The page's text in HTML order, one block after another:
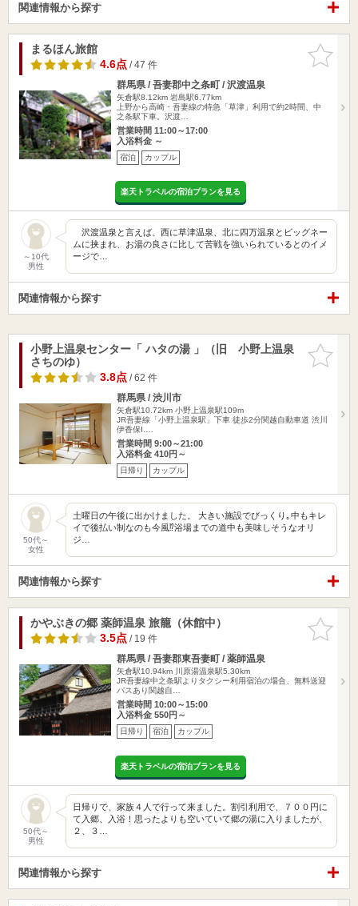
関連情報から探す
お気に入
りに追加
まるほん旅館
4.6点/ 47 件
群馬県 / 吾妻郡中之条町 / 沢渡温泉
矢倉駅8.12km 岩島駅6.77km
上野から高崎・吾妻線の特急「草津」利用で約2時間、中
之条駅下車。沢渡…
営業時間 11:00～17:00
入浴料金 ～
宿泊 カップル
楽天トラベルの宿泊プランを見る
～10代
男性
沢渡温泉と言えば、西に草津温泉、北に四万温泉とビッグネー
ムに挟まれ、お湯の良さに比して苦戦を強いられているとのイメ
ージで…
関連情報から探す
お気に入
りに追加
小野上温泉センター「 ハタの湯 」（旧 小野上温泉
さちのゆ）
3.8点/ 62 件
群馬県 / 渋川市
矢倉駅10.72km 小野上温泉駅109m
JR吾妻線「小野上温泉駅」下車 徒歩2分関越自動車道 渋川
伊香保I.…
営業時間 9:00～21:00
入浴料金 410円～
日帰り カップル
50代～
女性
土曜日の午後に出かけました。 大きい施設でびっくり｡中もキレ
イで後払い制なのも今風⁉︎浴場までの道中も美味しそうなオリ
ジ…
関連情報から探す
お気に入
りに追加
かやぶきの郷 薬師温泉 旅籠（休館中）
3.5点/ 19 件
群馬県 / 吾妻郡東吾妻町 / 薬師温泉
矢倉駅10.94km
川原湯温泉駅5.30km
JR吾妻線中之条駅よりタクシー利用宿泊の場合、無料送迎
バスあり関越自…
営業時間 10:00～15:00
入浴料金 550円～
日帰り 宿泊 カップル
楽天トラベルの宿泊プランを見る
50代～
男性
日帰りで、家族４人で行って来ました。割引利用で、７００円に
て入郷、入浴！思ったよりも空いていて郷の湯に入りましたが、
２、３…
関連情報から探す